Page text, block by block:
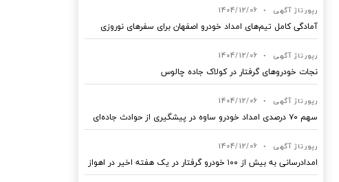
رپورتاژ آگهی •
1404/12/06
آمادگی کامل تیم‌های امداد خودرو اصفهان برای سفرهای نوروزی
رپورتاژ آگهی •
1404/12/06
نجات خودروهای گرفتار در کولاک جاده چالوس
رپورتاژ آگهی •
1404/12/06
سهم ۷۰ درصدی امداد خودرو ساوه در پیشگیری از حوادث جاده‌ای
رپورتاژ آگهی •
1404/12/06
امدادرسانی به بیش از ۱۰۰ خودرو گرفتار در یک هفته اخیر در اهواز